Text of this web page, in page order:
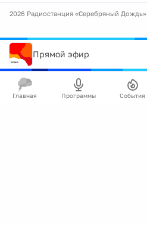
2026 Радиостанция «Серебряный Дождь»
Прямой эфир
Главная Программы События